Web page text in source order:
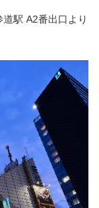
駅 A2番出口より